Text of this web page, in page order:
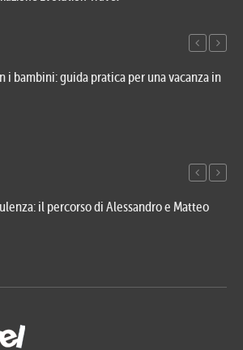
i bambini: guida pratica per una vacanza in
il percorso di Alessandro e Matteo